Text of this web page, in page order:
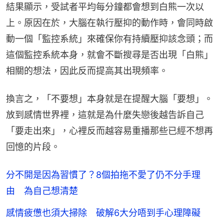
結果顯示，受試者平均每分鐘都會想到白熊一次以
上。原因在於，大腦在執行壓抑的動作時，會同時啟
動一個「監控系統」來確保你有持續壓抑該念頭；而
這個監控系統本身，就會不斷搜尋是否出現「白熊」
相關的想法，因此反而提高其出現頻率。
換言之，「不要想」本身就是在提醒大腦「要想」。
放到感情世界裡，這就是為什麼失戀後越告訴自己
「要走出來」，心裡反而越容易重播那些已經不想再
回憶的片段。
分不開是因為習慣了？8個拍拖不愛了仍不分手理
由 為自己想清楚
感情疲憊也須大掃除 破解6大分唔到手心理障礙